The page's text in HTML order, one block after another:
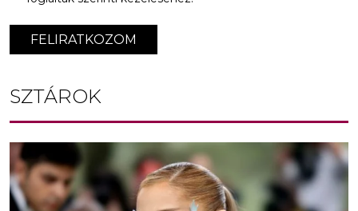
FELIRATKOZOM
SZTÁROK